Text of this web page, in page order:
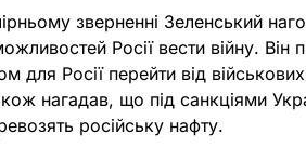
зверненні Зеленський
Росії вести війну. Він
для Росії перейти від
нагадав, що під санкціями
російську нафту.